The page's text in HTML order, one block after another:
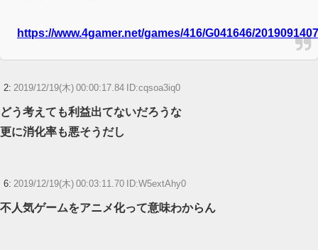
https://www.4gamer.net/games/416/G041646/
2: 2019/12/19(木) 00:00:17.84 ID:cqsoa3iq0
どう考えても利益出てないだろうな
更に消化率も悪そうだし
6: 2019/12/19(木) 00:03:11.70 ID:W5extAhy0
不人気ゲームをアニメ化って意味わからん